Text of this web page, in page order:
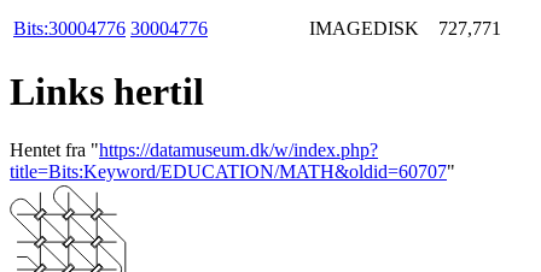
Bits:30004776 30004776 IMAGEDISK 727,771
Links hertil
Hentet fra "https://datamuseum.dk/w/index.php?
title=Bits:Keyword/EDUCATION/MATH&oldid=60707"